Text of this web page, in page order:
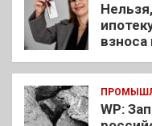
взноса
WP: